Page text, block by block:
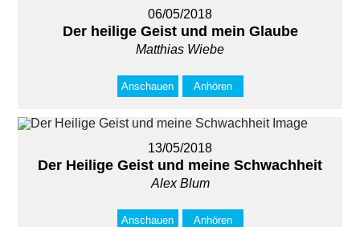
06/05/2018
Der heilige Geist und mein Glaube
Matthias Wiebe
Anschauen Anhören
13/05/2018
Der Heilige Geist und meine Schwachheit
Alex Blum
Anschauen Anhören